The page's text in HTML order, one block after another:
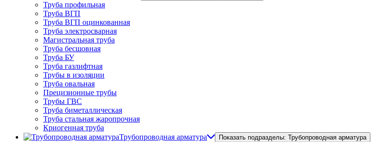
Труба профильная
Труба ВГП
Труба ВГП оцинкованная
Труба электросварная
Магистральная труба
Труба бесшовная
Труба БУ
Труба газлифтная
Трубы в изоляции
Труба овальная
Прецизионные трубы
Трубы ГВС
Труба биметаллическая
Труба стальная жаропрочная
Криогенная труба
Трубопроводная арматура
Показать подразделы: Трубопроводная арматура